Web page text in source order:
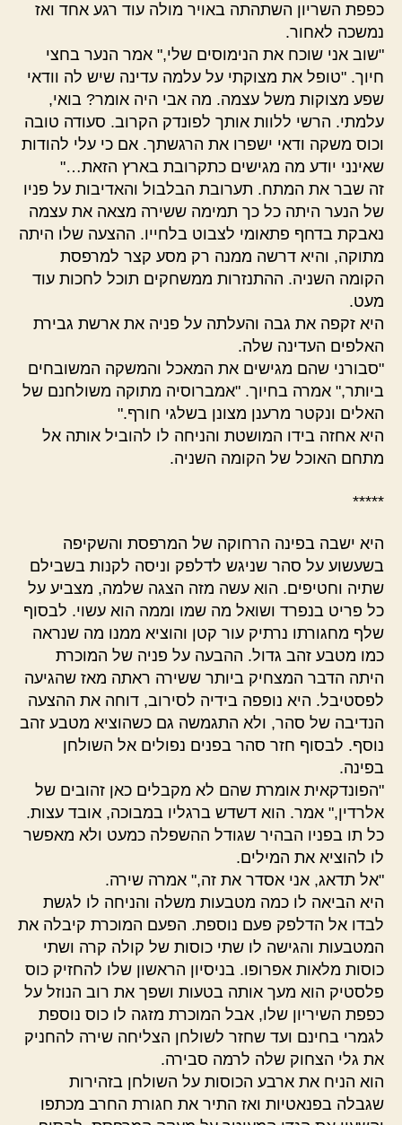
כפפת השריון השתהתה באויר מולה עוד רגע אחד ואז
נמשכה לאחור.
"שוב אני שוכח את הנימוסים שלי," אמר הנער בחצי
חיוך. "טופל את מצוקתי על עלמה עדינה שיש לה וודאי
שפע מצוקות משל עצמה. מה אבי היה אומר? בואי,
עלמתי. הרשי ללוות אותך לפונדק הקרוב. סעודה טובה
וכוס משקה ודאי ישפרו את הרגשתך. אם כי עלי להודות
שאינני יודע מה מגישים כתקרובת בארץ הזאת…"
זה שבר את המתח. תערובת הבלבול והאדיבות על פניו
של הנער היתה כל כך תמימה ששירה מצאה את עצמה
נאבקת בדחף פתאומי לצבוט בלחייו. ההצעה שלו היתה
מתוקה, והיא דרשה ממנה רק מסע קצר למרפסת
הקומה השניה. ההתנזרות ממשחקים תוכל לחכות עוד
מעט.
היא זקפה את גבה והעלתה על פניה את ארשת גבירת
האלפים העדינה שלה.
"סבורני שהם מגישים את המאכל והמשקה המשובחים
ביותר," אמרה בחיוך. "אמברוסיה מתוקה משולחנם של
האלים ונקטר מרענן מצונן בשלגי חורף."
היא אחזה בידו המושטת והניחה לו להוביל אותה אל
מתחם האוכל של הקומה השניה.
*****
היא ישבה בפינה הרחוקה של המרפסת והשקיפה
בשעשוע על סהר שניגש לדלפק וניסה לקנות בשבילם
שתיה וחטיפים. הוא עשה מזה הצגה שלמה, מצביע על
כל פריט בנפרד ושואל מה שמו וממה הוא עשוי. לבסוף
שלף מחגורתו נרתיק עור קטן והוציא ממנו מה שנראה
כמו מטבע זהב גדול. ההבעה על פניה של המוכרת
היתה הדבר המצחיק ביותר ששירה ראתה מאז שהגיעה
לפסטיבל. היא נופפה בידיה לסירוב, דוחה את ההצעה
הנדיבה של סהר, ולא התגמשה גם כשהוציא מטבע זהב
נוסף. לבסוף חזר סהר בפנים נפולים אל השולחן
בפינה.
"הפונדקאית אומרת שהם לא מקבלים כאן זהובים של
אלרדין," אמר. הוא דשדש ברגליו במבוכה, אובד עצות.
כל תו בפניו הבהיר שגודל ההשפלה כמעט ולא מאפשר
לו להוציא את המילים.
"אל תדאג, אני אסדר את זה," אמרה שירה.
היא הביאה לו כמה מטבעות משלה והניחה לו לגשת
לבדו אל הדלפק פעם נוספת. הפעם המוכרת קיבלה את
המטבעות והגישה לו שתי כוסות של קולה קרה ושתי
כוסות מלאות אפרופו. בניסיון הראשון שלו להחזיק כוס
פלסטיק הוא מעך אותה בטעות ושפך את רוב הנוזל על
כפפת השיריון שלו, אבל המוכרת מזגה לו כוס נוספת
לגמרי בחינם ועד שחזר לשולחן הצליחה שירה להחניק
את גלי הצחוק שלה לרמה סבירה.
הוא הניח את ארבע הכוסות על השולחן בזהירות
שגבלה בפנאטיות ואז התיר את חגורת החרב מכתפו